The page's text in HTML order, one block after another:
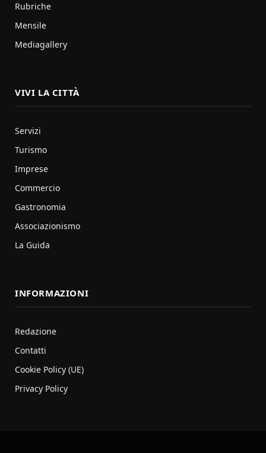
Rubriche
Mensile
Mediagallery
VIVI LA CITTÀ
Servizi
Turismo
Imprese
Commercio
Gastronomia
Associazionismo
La Guida
INFORMAZIONI
Redazione
Contatti
Cookie Policy (UE)
Privacy Policy